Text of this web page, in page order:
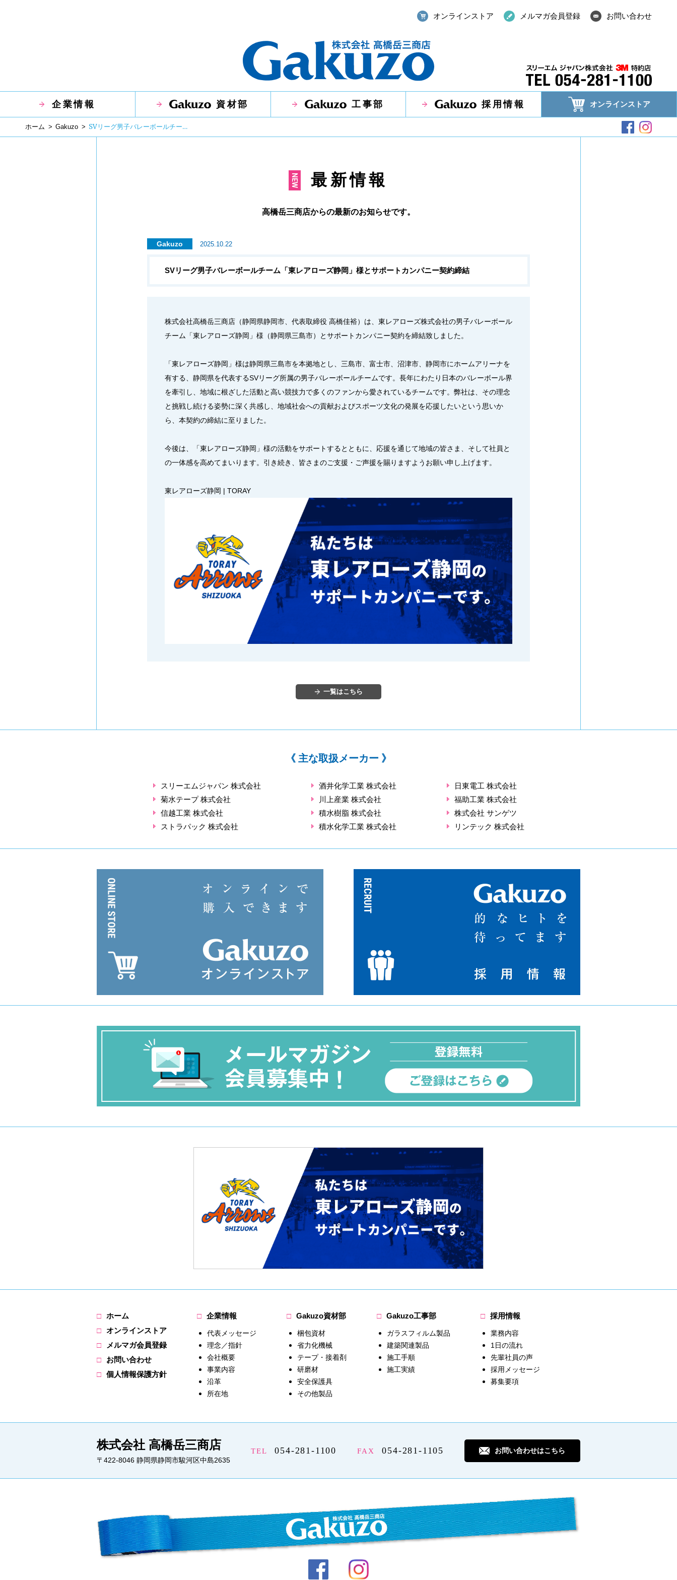
オンラインストア メルマガ会員登録 お問い合わせ
企業情報 資材部 工事部 採用情報 オンラインストア
Breadcrumbs
ホーム Gakuzo SVリーグ男子バレーボールチーム「東レアローズ静岡」様とサポートカンパニー契約締結
最新情報
高橋岳三商店からの最新のお知らせです。
Gakuzo 2025.10.22
SVリーグ男子バレーボールチーム「東レアローズ静岡」様とサポートカンパニー契約締結
株式会社高橋岳三商店（静岡県静岡市、代表取締役 高橋佳裕）は、東レアローズ株式会社の男子バレーボール
チーム「東レアローズ静岡」様（静岡県三島市）とサポートカンパニー契約を締結致しました。
「東レアローズ静岡」様は静岡県三島市を本拠地とし、三島市、富士市、沼津市、静岡市にホームアリーナを
有する、静岡県を代表するSVリーグ所属の男子バレーボールチームです。長年にわたり日本のバレーボール界
を牽引し、地域に根ざした活動と高い競技力で多くのファンから愛されているチームです。弊社は、その理念
と挑戦し続ける姿勢に深く共感し、地域社会への貢献およびスポーツ文化の発展を応援したいという思いか
ら、本契約の締結に至りました。
今後は、「東レアローズ静岡」様の活動をサポートするとともに、応援を通じて地域の皆さま、そして社員と
の一体感を高めてまいります。引き続き、皆さまのご支援・ご声援を賜りますようお願い申し上げます。
東レアローズ静岡 | TORAY
一覧はこちら
《 主な取扱メーカー 》
スリーエムジャパン 株式会社
菊水テープ 株式会社
信越工業 株式会社
ストラパック 株式会社
酒井化学工業 株式会社
川上産業 株式会社
積水樹脂 株式会社
積水化学工業 株式会社
日東電工 株式会社
福助工業 株式会社
株式会社 サンゲツ
リンテック 株式会社
ホーム
オンラインストア
メルマガ会員登録
お問い合わせ
個人情報保護方針
企業情報
代表メッセージ
理念／指針
会社概要
事業内容
沿革
所在地
Gakuzo資材部
梱包資材
省力化機械
テープ・接着剤
研磨材
安全保護具
その他製品
Gakuzo工事部
ガラスフィルム製品
建築関連製品
施工手順
施工実績
採用情報
業務内容
1日の流れ
先輩社員の声
採用メッセージ
募集要項
株式会社 高橋岳三商店
〒422-8046 静岡県静岡市駿河区中島2635
TEL 054-281-1100 FAX 054-281-1105 お問い合わせはこちら